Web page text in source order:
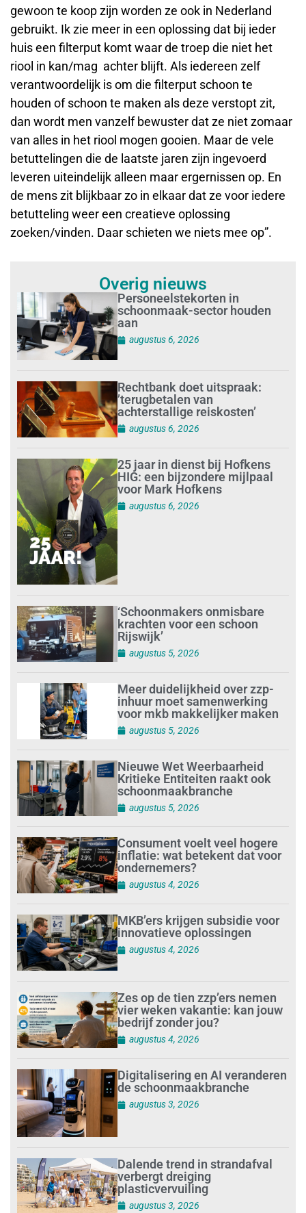
gewoon te koop zijn worden ze ook in Nederland
gebruikt. Ik zie meer in een oplossing dat bij ieder
huis een filterput komt waar de troep die niet het
riool in kan/mag achter blijft. Als iedereen zelf
verantwoordelijk is om die filterput schoon te
houden of schoon te maken als deze verstopt zit,
dan wordt men vanzelf bewuster dat ze niet zomaar
van alles in het riool mogen gooien. Maar de vele
betuttelingen die de laatste jaren zijn ingevoerd
leveren uiteindelijk alleen maar ergernissen op. En
de mens zit blijkbaar zo in elkaar dat ze voor iedere
betutteling weer een creatieve oplossing
zoeken/vinden. Daar schieten we niets mee op”.
Overig nieuws
Personeelstekorten in
schoonmaak-sector houden
aan
augustus 6, 2026
Rechtbank doet uitspraak:
’terugbetalen van
achterstallige reiskosten’
augustus 6, 2026
25 jaar in dienst bij Hofkens
HIG: een bijzondere mijlpaal
voor Mark Hofkens
augustus 6, 2026
‘Schoonmakers onmisbare
krachten voor een schoon
Rijswijk’
augustus 5, 2026
Meer duidelijkheid over zzp-
inhuur moet samenwerking
voor mkb makkelijker maken
augustus 5, 2026
Nieuwe Wet Weerbaarheid
Kritieke Entiteiten raakt ook
schoonmaakbranche
augustus 5, 2026
Consument voelt veel hogere
inflatie: wat betekent dat voor
ondernemers?
augustus 4, 2026
MKB’ers krijgen subsidie voor
innovatieve oplossingen
augustus 4, 2026
Zes op de tien zzp’ers nemen
vier weken vakantie: kan jouw
bedrijf zonder jou?
augustus 4, 2026
Digitalisering en AI veranderen
de schoonmaakbranche
augustus 3, 2026
Dalende trend in strandafval
verbergt dreiging
plasticvervuiling
augustus 3, 2026